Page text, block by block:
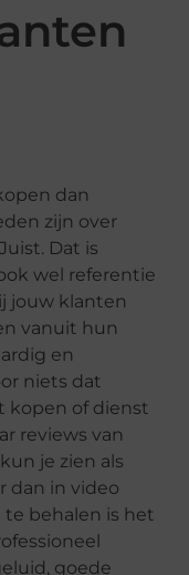
dan
zijn over
Dat is
wel referentie
jouw klanten
vanuit hun
en
niets dat
kopen of dienst
reviews van
je zien als
dan in video
te behalen is het
goede